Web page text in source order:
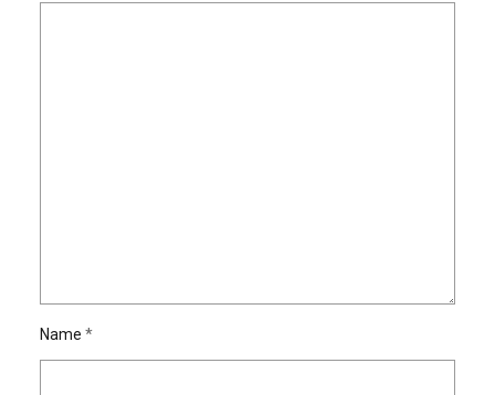
Name *